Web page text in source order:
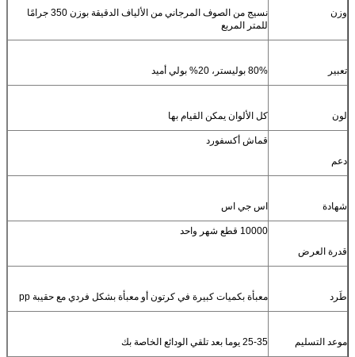
وزن
نسيج من الصوف المرجاني من الألياف الدقيقة بوزن 350 جرامًا
للمتر المربع
تعبير 80% بوليستر، 20% بولي أميد
لون كل الألوان يمكن القيام بها
دعم
قماش أكسفورد
شهادة اس جي اس
قدرة العرض
10000 قطع شهر واحد
طَرد معبأة بكميات كبيرة في كرتون أو معبأة بشكل فردي مع حقيبة pp
موعد التسليم 25-35 يوما بعد تلقي الودائع الخاصة بك